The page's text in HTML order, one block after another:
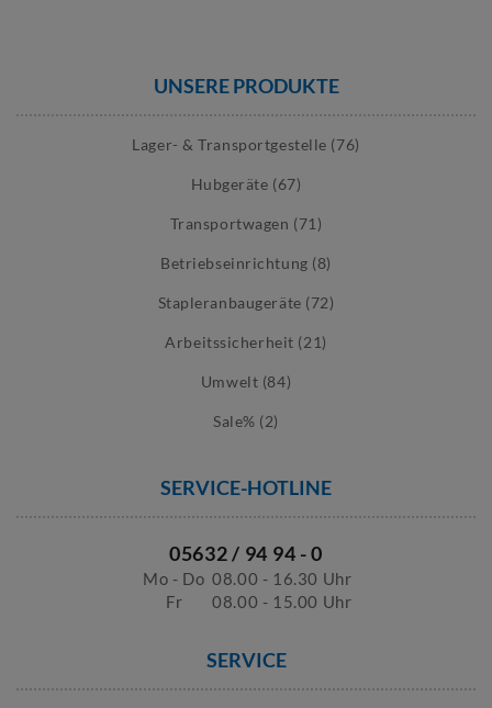
UNSERE PRODUKTE
Lager- & Transportgestelle (76)
Hubgeräte (67)
Transportwagen (71)
Betriebseinrichtung (8)
Stapleranbaugeräte (72)
Arbeitssicherheit (21)
Umwelt (84)
Sale% (2)
SERVICE-HOTLINE
05632 / 94 94 - 0
Mo - Do 08.00 - 16.30 Uhr
Fr
08.00 - 15.00 Uhr
SERVICE